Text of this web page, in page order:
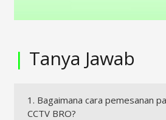
| Tanya Jawab
1. Bagaimana cara pemesanan
CCTV BRO?